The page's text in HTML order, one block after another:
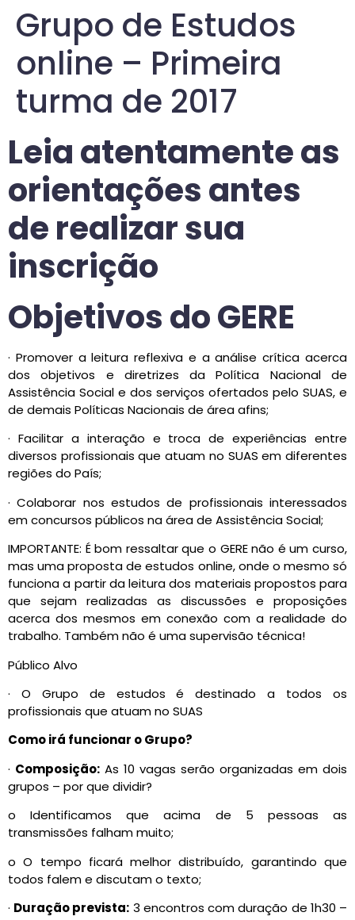
Grupo de Estudos
online – Primeira
turma de 2017
Leia atentamente as
orientações antes
de realizar sua
inscrição
Objetivos do GERE
· Promover a leitura reflexiva e a análise crítica acerca
dos objetivos e diretrizes da Política Nacional de
Assistência Social e dos serviços ofertados pelo SUAS, e
de demais Políticas Nacionais de área afins;
· Facilitar a interação e troca de experiências entre
diversos profissionais que atuam no SUAS em diferentes
regiões do País;
· Colaborar nos estudos de profissionais interessados
em concursos públicos na área de Assistência Social;
IMPORTANTE: É bom ressaltar que o GERE não é um curso,
mas uma proposta de estudos online, onde o mesmo só
funciona a partir da leitura dos materiais propostos para
que sejam realizadas as discussões e proposições
acerca dos mesmos em conexão com a realidade do
trabalho. Também não é uma supervisão técnica!
Público Alvo
· O Grupo de estudos é destinado a todos os
profissionais que atuam no SUAS
Como irá funcionar o Grupo?
· Composição: As 10 vagas serão organizadas em dois
grupos – por que dividir?
o Identificamos que acima de 5 pessoas as
transmissões falham muito;
o O tempo ficará melhor distribuído, garantindo que
todos falem e discutam o texto;
· Duração prevista: 3 encontros com duração de 1h30 –